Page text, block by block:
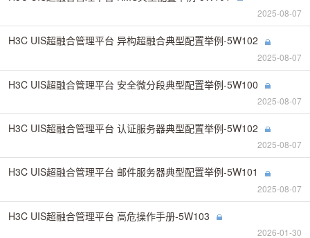
2025-08-07
H3C UIS超融合管理平台 异构超融合典型配置举例-5W102
2025-08-07
H3C UIS超融合管理平台 安全微分段典型配置举例-5W100
2025-08-07
H3C UIS超融合管理平台 认证服务器典型配置举例-5W102
2025-08-07
H3C UIS超融合管理平台 邮件服务器典型配置举例-5W101
2025-08-07
H3C UIS超融合管理平台 高危操作手册-5W103
2026-01-30